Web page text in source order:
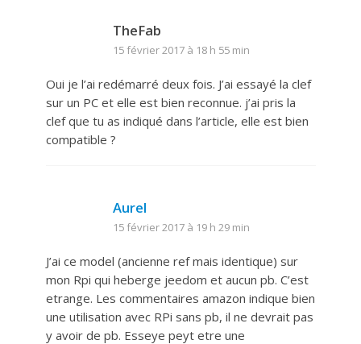
TheFab
15 février 2017 à 18 h 55 min
Oui je l’ai redémarré deux fois. J’ai essayé la clef
sur un PC et elle est bien reconnue. j’ai pris la
clef que tu as indiqué dans l’article, elle est bien
compatible ?
Aurel
15 février 2017 à 19 h 29 min
J’ai ce model (ancienne ref mais identique) sur
mon Rpi qui heberge jeedom et aucun pb. C’est
etrange. Les commentaires amazon indique bien
une utilisation avec RPi sans pb, il ne devrait pas
y avoir de pb. Esseye peyt etre une